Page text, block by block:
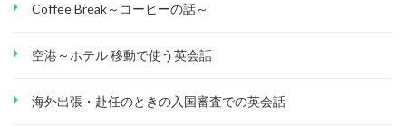
Coffee Break～コーヒーの話～
空港～ホテル 移動で使う英会話
海外出張・赴任のときの入国審査での英会話